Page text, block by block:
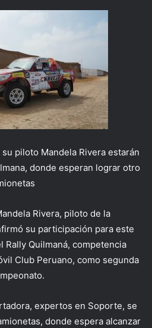
piloto Mandela Rivera estarán
donde esperan lograr otro
Rivera, piloto de la
su participación para este
Rally Quilmaná, competencia
Club Peruano, como segunda
expertos en Soporte, se
donde espera alcanzar